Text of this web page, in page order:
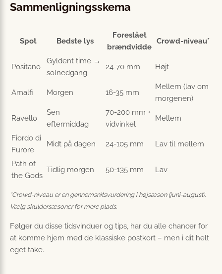
Sammenligningsskema
Spot Bedste lys
Foreslået
brændvidde
Crowd-niveau*
Positano
Gyldent time →
solnedgang
24-70 mm Højt
Amalfi Morgen 16-35 mm
Mellem (lav om
morgenen)
Ravello
Sen
eftermiddag
70-200 mm +
vidvinkel
Mellem
Fiordo di
Furore
Midt på dagen 24-105 mm Lav til mellem
Path of
the Gods
Tidlig morgen 50-135 mm Lav
*Crowd-niveau er en gennemsnitsvurdering i højsæson (juni-august).
Vælg skuldersæsoner for mere plads.
Følger du disse tidsvinduer og tips, har du alle chancer for
at komme hjem med de klassiske postkort – men i dit helt
eget take.